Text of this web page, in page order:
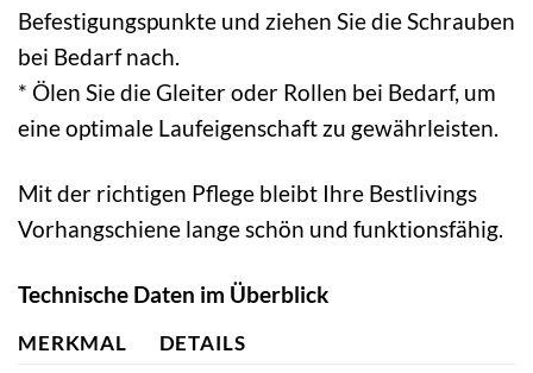
Befestigungspunkte und ziehen Sie die Schrauben
bei Bedarf nach.
* Ölen Sie die Gleiter oder Rollen bei Bedarf, um
eine optimale Laufeigenschaft zu gewährleisten.
Mit der richtigen Pflege bleibt Ihre Bestlivings
Vorhangschiene lange schön und funktionsfähig.
Technische Daten im Überblick
MERKMAL
DETAILS